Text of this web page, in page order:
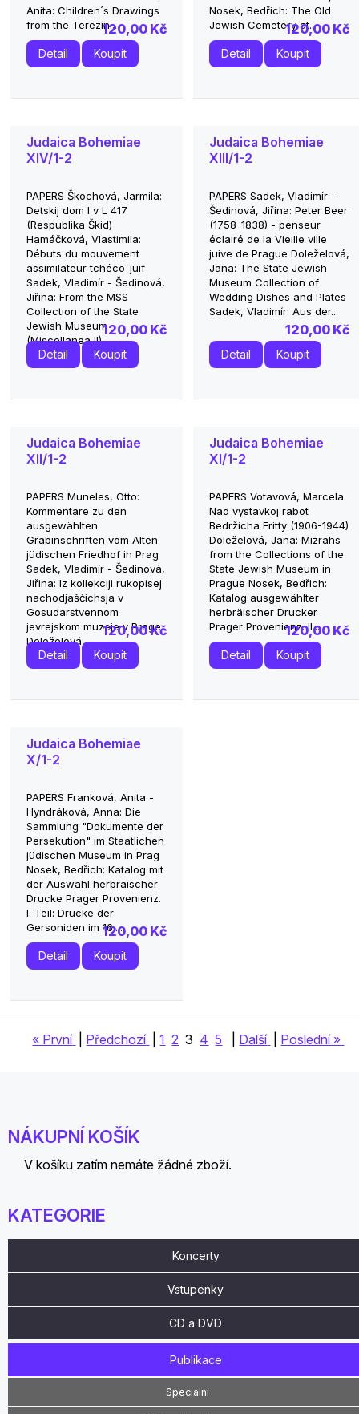
Anita: Children´s Drawings
from the Terezín...120,00 Kč
Detail Koupit
Nosek, Bedřich: The Old
Jewish Cemetery at...120,00 Kč
Detail Koupit
Judaica Bohemiae
XIV/1-2
PAPERS Škochová, Jarmila:
Detskij dom I v L 417
(Respublika Škid)
Hamáčková, Vlastimila:
Débuts du mouvement
assimilateur tchéco-juif
Sadek, Vladimír - Šedinová,
Jiřina: From the MSS
Collection of the State
Jewish Museum
(Miscellanea II)...
120,00 Kč
Detail Koupit
Judaica Bohemiae
XIII/1-2
PAPERS Sadek, Vladimír -
Šedinová, Jiřina: Peter Beer
(1758-1838) - penseur
éclairé de la Vieille ville
juive de Prague Doleželová,
Jana: The State Jewish
Museum Collection of
Wedding Dishes and Plates
Sadek, Vladimír: Aus der...
120,00 Kč
Detail Koupit
Judaica Bohemiae
XII/1-2
PAPERS Muneles, Otto:
Kommentare zu den
ausgewählten
Grabinschriften vom Alten
jüdischen Friedhof in Prag
Sadek, Vladimír - Šedinová,
Jiřina: Iz kollekciji rukopisej
nachodjaščichsja v
Gosudarstvennom
jevrejskom muzeje v Prage
Doleželová,...
120,00 Kč
Detail Koupit
Judaica Bohemiae
XI/1-2
PAPERS Votavová, Marcela:
Nad vystavkoj rabot
Bedržicha Fritty (1906-1944)
Doleželová, Jana: Mizrahs
from the Collections of the
State Jewish Museum in
Prague Nosek, Bedřich:
Katalog ausgewählter
herbräischer Drucker
Prager Provenienz. II....
120,00 Kč
Detail Koupit
Judaica Bohemiae
X/1-2
PAPERS Franková, Anita -
Hyndráková, Anna: Die
Sammlung "Dokumente der
Persekution" im Staatlichen
jüdischen Museum in Prag
Nosek, Bedřich: Katalog mit
der Auswahl herbräischer
Drucke Prager Provenienz.
I. Teil: Drucke der
Gersoniden im 16....120,00 Kč
Detail Koupit
« První Předchozí |1 2 3 4 5 Další Poslední »
NÁKUPNÍ KOŠÍK
V košíku zatím nemáte žádné zboží.
KATEGORIE
Koncerty
Vstupenky
CD a DVD
Publikace
Speciální